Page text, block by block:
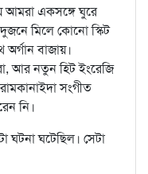
আমরা একসঙ্গে ঘুরে
দুজনে মিলে কোনো স্কিট
অর্গান বাজায়।
আর নতুন হিট ইংরেজি
সংগীত
নি।
ঘটনা ঘটেছিল। সেটা